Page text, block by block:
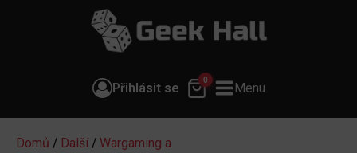
Přihlásit se
0
Menu
Domů / Další / Wargaming a